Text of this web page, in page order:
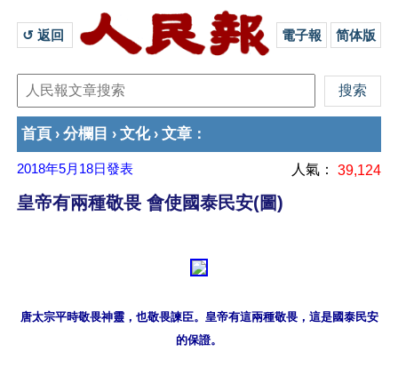
↺ 返回 電子報 简体版
首頁 › 分欄目 › 文化› 文章 ：
2018年5月18日發表 人氣： 39,124
皇帝有兩種敬畏 會使國泰民安(圖)
唐太宗平時敬畏神靈，也敬畏諫臣。皇帝有這兩種敬畏，這是國泰民安